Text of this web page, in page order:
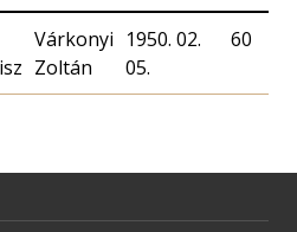
Várkonyi
Zoltán
1950. 02.
05.
60